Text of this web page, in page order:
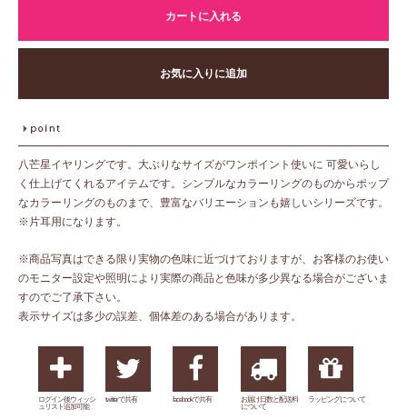
カートに入れる
お気に入りに追加
八芒星イヤリングです。大ぶりなサイズがワンポイント使いに 可愛いらし
く仕上げてくれるアイテムです。シンプルなカラーリングのものからポップ
なカラーリングのものまで、豊富なバリエーションも嬉しいシリーズです。
※片耳用になります。
※商品写真はできる限り実物の色味に近づけておりますが、お客様のお使い
のモニター設定や照明により実際の商品と色味が多少異なる場合がございま
すのでご了承下さい。
表示サイズは多少の誤差、個体差のある場合があります。
ログイン後ウィッシ
ュリスト追加可能
twitterで共有 facebookで共有
お届け日数と配送料
について
ラッピングについて